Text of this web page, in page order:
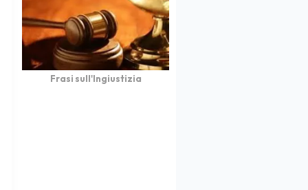
Frasi sull'Ingiustizia